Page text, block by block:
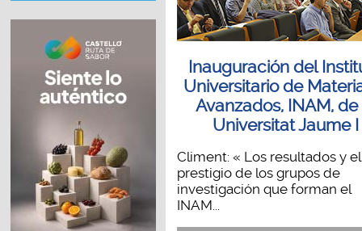
Inauguración del
Universitario de
Avanzados, INAM,
Universitat Jaume I
Climent: « Los resultados y el
prestigio de los grupos de
investigación que forman el
INAM...